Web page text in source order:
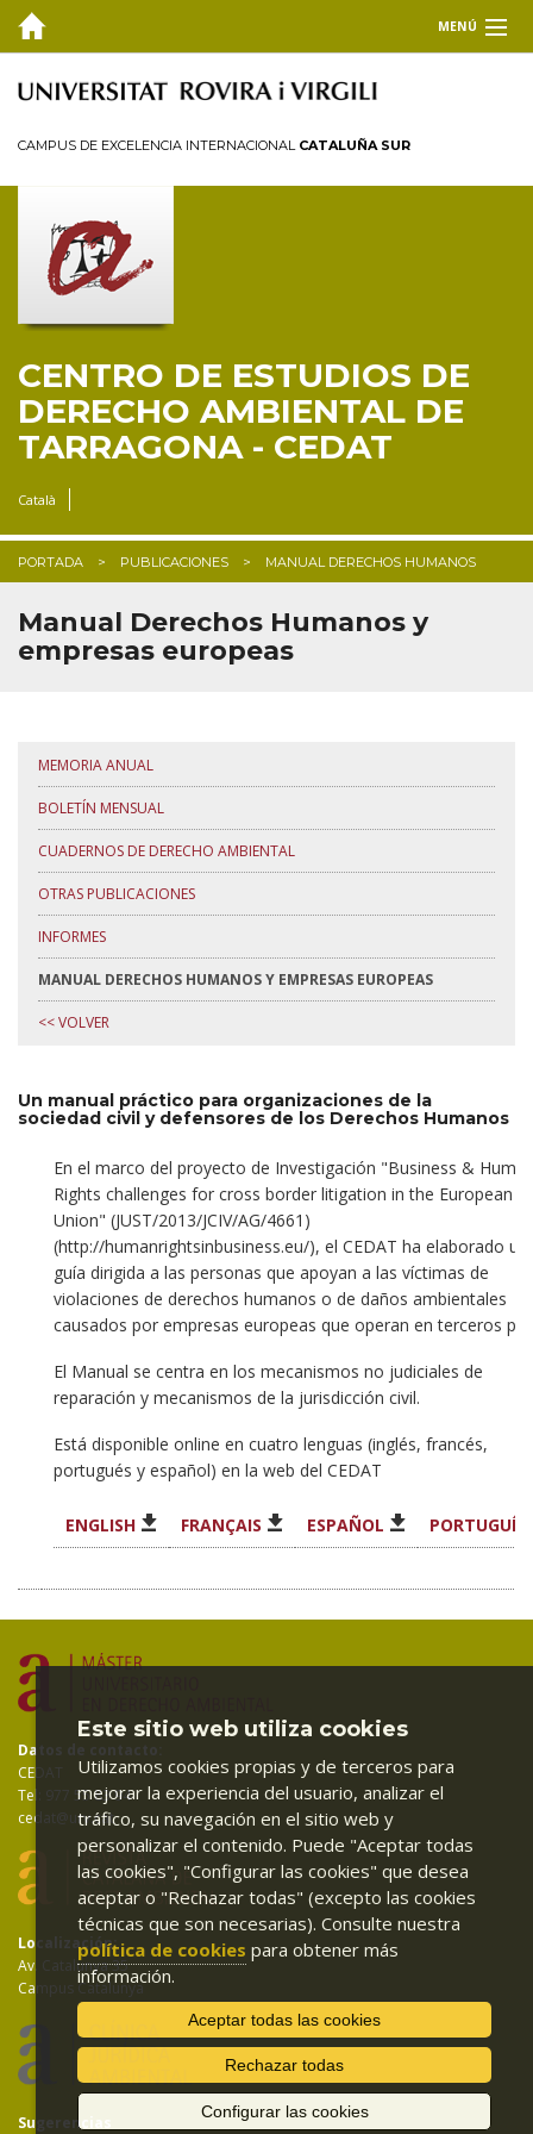
MENÚ
EL CEDAT
INVESTIGACIÓN Y TRANSFERENCIA
PUBLICACIONES
Memoria
Boletín
Cuadernos de Derecho Ambiental
Informes
Otras publicaciones
COLABORA
BLOG
CAMPUS DE EXCELENCIA INTERNACIONAL CATALUÑA SUR
CENTRO DE ESTUDIOS DE
DERECHO AMBIENTAL DE
TARRAGONA - CEDAT
Català
PORTADA PUBLICACIONES MANUAL DERECHOS HUMANOS
Manual Derechos Humanos y
empresas europeas
MEMORIA ANUAL
BOLETÍN MENSUAL
CUADERNOS DE DERECHO AMBIENTAL
OTRAS PUBLICACIONES
INFORMES
MANUAL DERECHOS HUMANOS Y EMPRESAS EUROPEAS
<< VOLVER
Un manual práctico para organizaciones de la
sociedad civil y defensores de los Derechos Humanos
En el marco del proyecto de Investigación "Business &
Rights challenges for cross border litigation in the European
Union" (JUST/2013/JCIV/AG/4661)
(http://humanrightsinbusiness.eu/), el CEDAT ha elaborado
guía dirigida a las personas que apoyan a las víctimas de
violaciones de derechos humanos o de daños ambientales
causados por empresas europeas que operan en terceros
El Manual se centra en los mecanismos no judiciales de
reparación y mecanismos de la jurisdicción civil.
Está disponible online en cuatro lenguas (inglés, francés,
portugués y español) en la web del CEDAT
ENGLISH FRANÇAIS ESPAÑOL PORTUGUÊS
Datos de contacto:
CEDAT
Tel: 977 55 83 94
cedat@urv.cat
Localización:
Av. Catalunya 35
Campus Catalunya
Sugerencias
Este sitio web utiliza cookies
Utilizamos cookies propias y de terceros para
mejorar la experiencia del usuario, analizar el
tráfico, su navegación en el sitio web y
personalizar el contenido. Puede "Aceptar todas
las cookies", "Configurar las cookies" que desea
aceptar o "Rechazar todas" (excepto las cookies
técnicas que son necesarias). Consulte nuestra
política de cookies para obtener más
información.
Aceptar todas las cookies
Rechazar todas
Configurar las cookies